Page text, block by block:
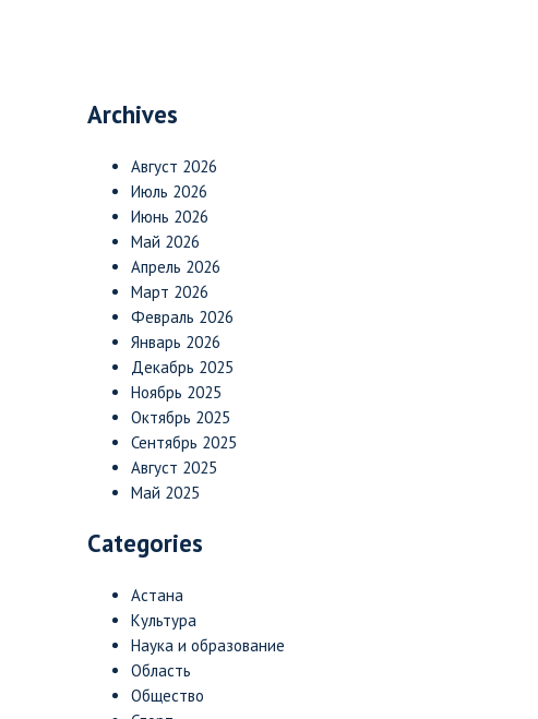
Archives
Август 2026
Июль 2026
Июнь 2026
Май 2026
Апрель 2026
Март 2026
Февраль 2026
Январь 2026
Декабрь 2025
Ноябрь 2025
Октябрь 2025
Сентябрь 2025
Август 2025
Май 2025
Categories
Астана
Культура
Наука и образование
Область
Общество